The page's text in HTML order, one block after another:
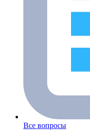
Все вопросы